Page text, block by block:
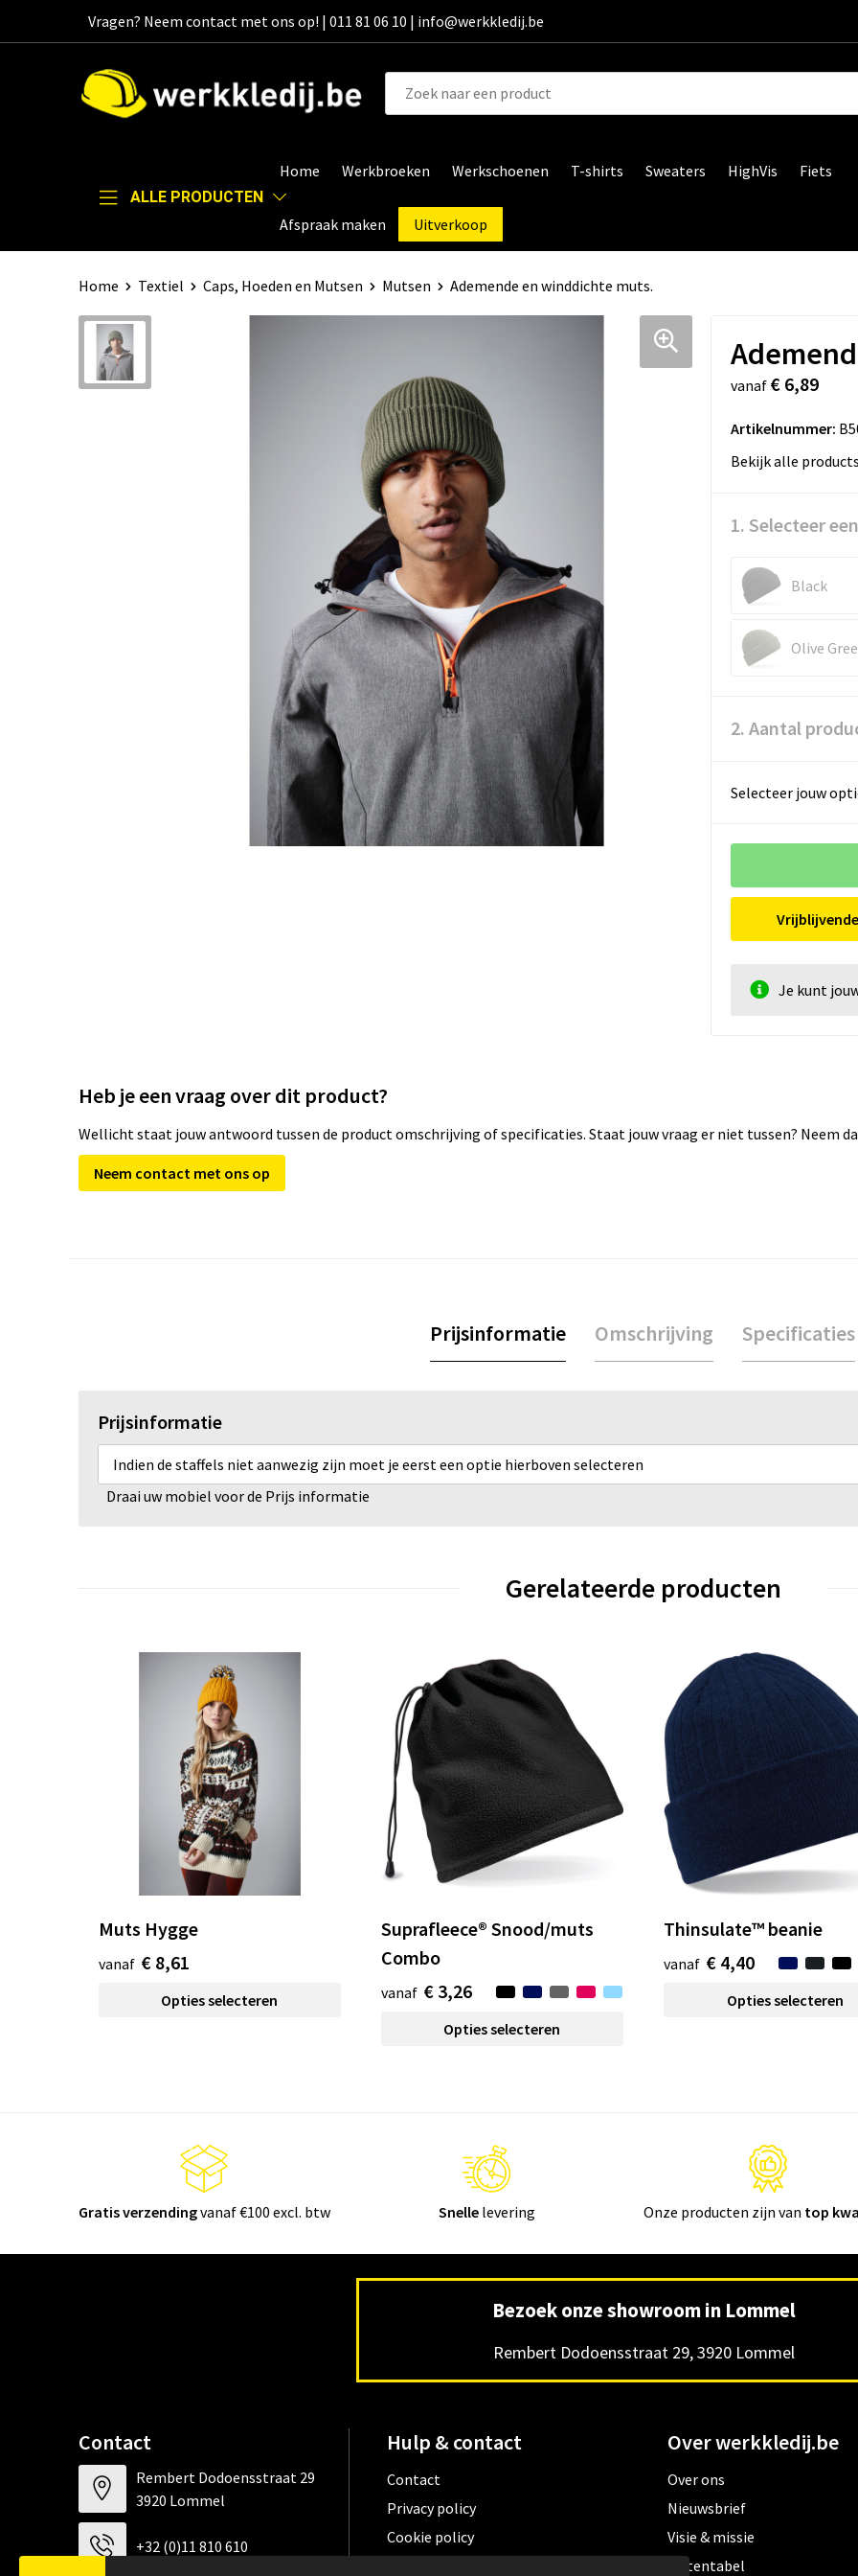
Vragen? Neem contact met ons op! | 011 81 06 10 | info@werkkledij.be
ALLE PRODUCTEN
Home Werkbroeken Werkschoenen T-shirts Sweaters HighVis Fiets
Afspraak maken Uitverkoop
Home Textiel Caps, Hoeden en Mutsen Mutsen Ademende en winddichte muts.
vanaf € 6,89
Artikelnummer:
Bekijk alle
1. Selecteer
Black
Olive
2. Aantal
Selecteer jouw
Je kunt
Heb je een vraag over dit product?
Wellicht staat jouw antwoord tussen de product omschrijving of specificaties. Staat jouw vraag er niet tussen? Neem
Neem contact met ons op
Prijsinformatie Omschrijving Specificaties
Prijsinformatie
Indien de staffels niet aanwezig zijn moet je eerst een optie hierboven selecteren
Draai uw mobiel voor de Prijs informatie
Gerelateerde producten
Muts Hygge
vanaf € 8,61
Opties selecteren
Suprafleece® Snood/muts
Combo
vanaf € 3,26
Opties selecteren
Thinsulate™ beanie
vanaf € 4,40
Opties selecteren
Gratis verzendingvanaf €100 excl. btw Snellelevering Onze producten zijn van top
Bezoek onze showroom in Lommel
Rembert Dodoensstraat 29, 3920 Lommel
Contact
Rembert Dodoensstraat 29
3920 Lommel
+32 (0)11 810 610
Hulp & contact
Contact
Privacy policy
Cookie policy
Over werkkledij.be
Over ons
Nieuwsbrief
Visie & missie
Matentabel